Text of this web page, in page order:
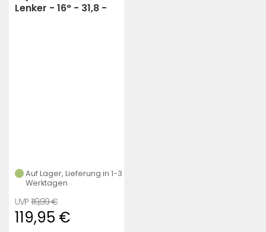
Lenker - 16° - 31,8 -
Auf Lager, Lieferung in 1-3
Werktagen
119,99 €
119,95 €